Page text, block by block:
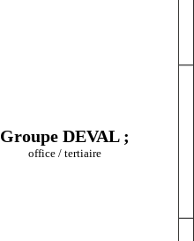
Groupe DEVAL ;
office / tertiaire